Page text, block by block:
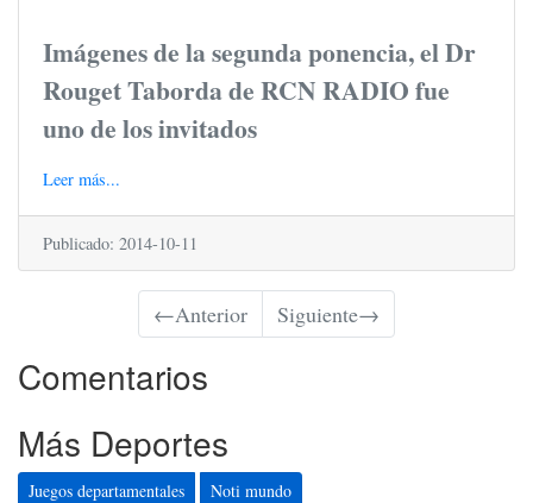
Imágenes de la segunda ponencia, el Dr
Rouget Taborda de RCN RADIO fue
uno de los invitados
Leer más...
Publicado: 2014-10-11
←Anterior Siguiente→
Comentarios
Más Deportes
Juegos departamentales Noti mundo